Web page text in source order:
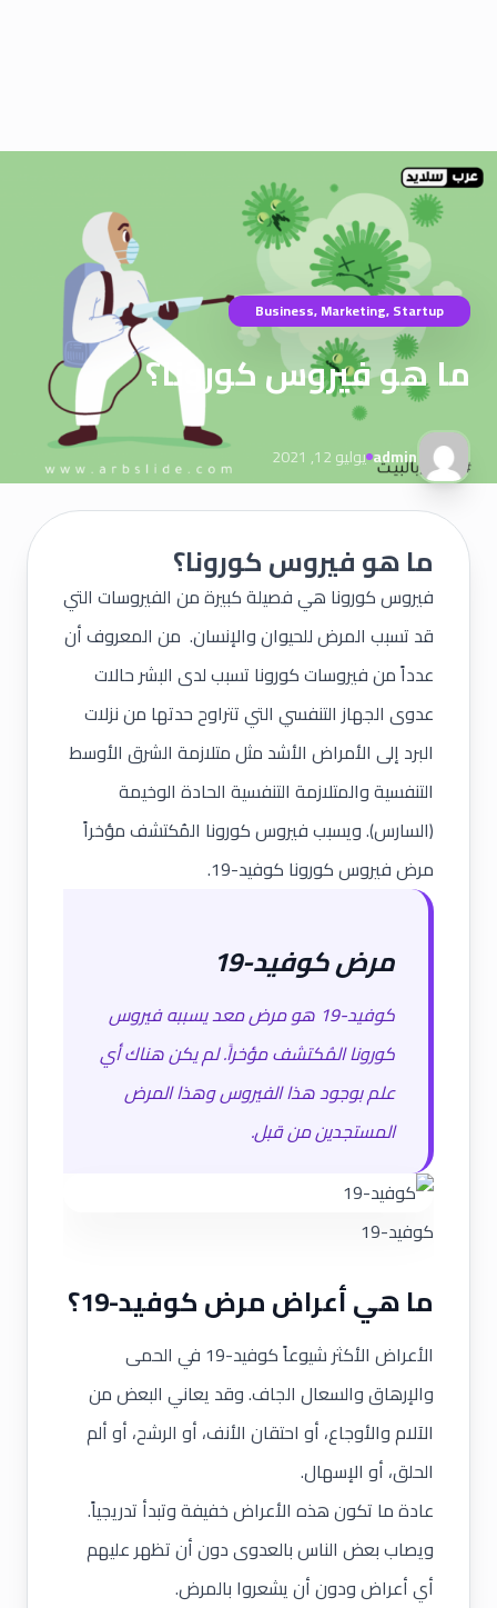
Business,Marketing,Startup
ما هو فيروس كورونا؟
admin يوليو 12, 2021
ما هو فيروس كورونا؟
فيروس كورونا هي فصيلة كبيرة من الفيروسات التي
قد تسبب المرض للحيوان والإنسان. من المعروف أن
عدداً من فيروسات كورونا تسبب لدى البشر حالات
عدوى الجهاز التنفسي التي تتراوح حدتها من نزلات
البرد إلى الأمراض الأشد مثل متلازمة الشرق الأوسط
التنفسية والمتلازمة التنفسية الحادة الوخيمة
(السارس). ويسبب فيروس كورونا المُكتشف مؤخراً
مرض فيروس كورونا كوفيد-19.
مرض كوفيد-19
كوفيد-19 هو مرض معد يسببه فيروس
كورونا المُكتشف مؤخراً. لم يكن هناك أي
علم بوجود هذا الفيروس وهذا المرض
المستجدين من قبل.
كوفيد-19
ما هي أعراض مرض كوفيد-19؟
الأعراض الأكثر شيوعاً كوفيد-19 في الحمى
والإرهاق والسعال الجاف. وقد يعاني البعض من
الآلام والأوجاع، أو احتقان الأنف، أو الرشح، أو ألم
الحلق، أو الإسهال.
عادة ما تكون هذه الأعراض خفيفة وتبدأ تدريجياً.
ويصاب بعض الناس بالعدوى دون أن تظهر عليهم
أي أعراض ودون أن يشعروا بالمرض.